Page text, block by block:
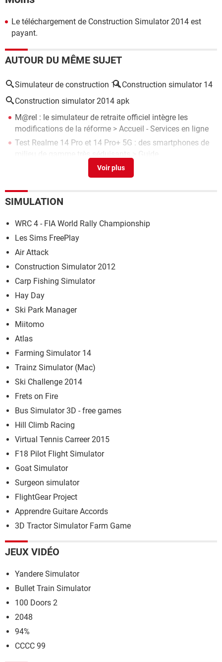
Le téléchargement de Construction Simulator 2014 est
payant.
AUTOUR DU MÊME SUJET
Simulateur de construction 14 Construction simulator 14
Construction simulator 2014 apk
M@rel : le simulateur de retraite officiel intègre les
modifications de la réforme > Accueil - Services en ligne
Test Realme 14 Pro et 14 Pro+ 5G : des smartphones de
EXCEL - Calcul automatique de Fin de contrat et période
Forum Excel
Color Style Studio
Graphisme
Bateau école simulateur
> Télécharger - Loisirs créatifs
SIMULATION
WRC 4 - FIA World Rally Championship
Les Sims FreePlay
Air Attack
Construction Simulator 2012
Carp Fishing Simulator
Hay Day
Ski Park Manager
Miitomo
Atlas
Farming Simulator 14
Trainz Simulator (Mac)
Ski Challenge 2014
Frets on Fire
Bus Simulator 3D - free games
Hill Climb Racing
Virtual Tennis Carreer 2015
F18 Pilot Flight Simulator
Goat Simulator
Surgeon simulator
FlightGear Project
Apprendre Guitare Accords
3D Tractor Simulator Farm Game
JEUX VIDÉO
Yandere Simulator
Bullet Train Simulator
100 Doors 2
2048
94%
CCCC 99